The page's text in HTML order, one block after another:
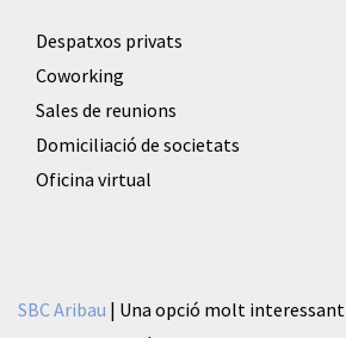
Despatxos privats
Coworking
Sales de reunions
Domiciliació de societats
Oficina virtual
SBC Aribau | Una opció molt interessant